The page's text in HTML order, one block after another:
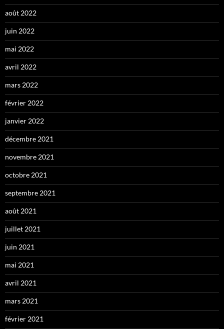
août 2022
juin 2022
mai 2022
avril 2022
mars 2022
février 2022
janvier 2022
décembre 2021
novembre 2021
octobre 2021
septembre 2021
août 2021
juillet 2021
juin 2021
mai 2021
avril 2021
mars 2021
février 2021